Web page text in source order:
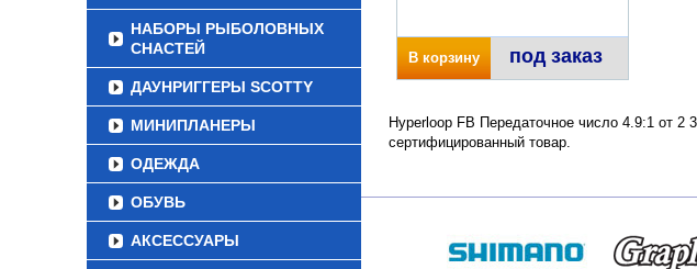
НАБОРЫ РЫБОЛОВНЫХ
СНАСТЕЙ
ДАУНРИГГЕРЫ SCOTTY
МИНИПЛАНЕРЫ
ОДЕЖДА
ОБУВЬ
АКСЕССУАРЫ
В корзину под заказ
Hyperloop FB Передаточное число 4.9:1 от 2
сертифицированный товар.